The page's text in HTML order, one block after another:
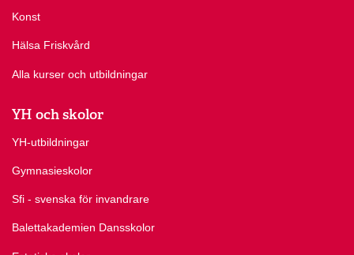
Konst
Hälsa Friskvård
Alla kurser och utbildningar
YH och skolor
YH-utbildningar
Gymnasieskolor
Sfi - svenska för invandrare
Balettakademien Dansskolor